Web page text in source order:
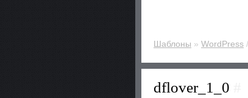
Шаблоны » WordPress
dflover_1_0